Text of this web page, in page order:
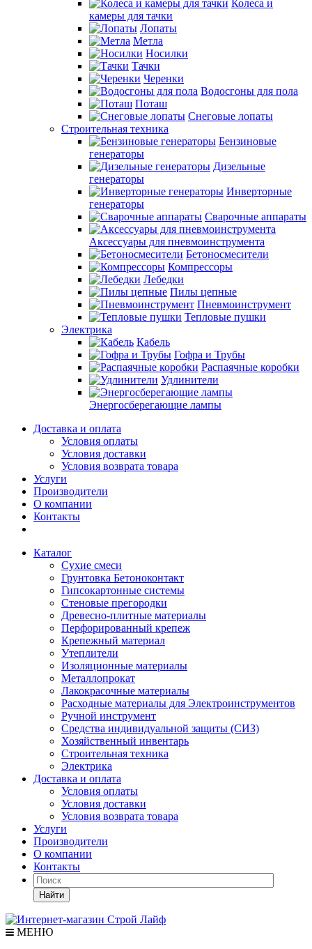
Колеса и
камеры для тачки
Лопаты
Метла
Носилки
Тачки
Черенки
Водосгоны для пола
Поташ
Снеговые лопаты
Строительная техника
Бензиновые
генераторы
Дизельные
генераторы
Инверторные
генераторы
Сварочные аппараты
Аксессуары для пневмоинструмента
Бетоносмесители
Компрессоры
Лебедки
Пилы цепные
Пневмоинструмент
Тепловые пушки
Электрика
Кабель
Гофра и Трубы
Распаячные коробки
Удлинители
Энергосберегающие лампы
Доставка и оплата
Условия оплаты
Условия доставки
Условия возврата товара
Услуги
Производители
О компании
Контакты
Каталог
Сухие смеси
Грунтовка Бетоноконтакт
Гипсокартонные системы
Стеновые прегородки
Древесно-плитные материалы
Перфорированный крепеж
Крепежный материал
Утеплители
Изоляционные материалы
Металлопрокат
Лакокрасочные материалы
Расходные материалы для Электроинструментов
Ручной инструмент
Средства индивидуальной защиты (СИЗ)
Хозяйственный инвентарь
Строительная техника
Электрика
Доставка и оплата
Условия оплаты
Условия доставки
Условия возврата товара
Услуги
Производители
О компании
Контакты
Найти
МЕНЮ